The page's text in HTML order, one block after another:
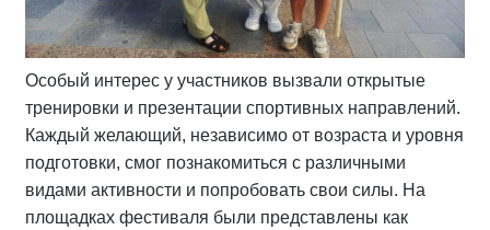
Особый интерес у участников вызвали открытые
тренировки и презентации спортивных направлений.
Каждый желающий, независимо от возраста и уровня
подготовки, смог познакомиться с различными
видами активности и попробовать свои силы. На
площадках фестиваля были представлены как